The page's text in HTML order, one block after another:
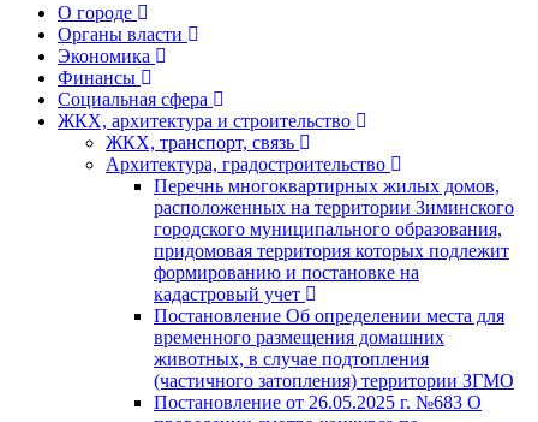
О городе
Органы власти
Экономика
Финансы
Социальная сфера
ЖКХ, архитектура и строительство
ЖКХ, транспорт, связь
Архитектура, градостроительство
Перечнь многоквартирных жилых домов,
расположенных на территории Зиминского
городского муниципального образования,
придомовая территория которых подлежит
формированию и постановке на
кадастровый учет
Постановление Об определении места для
временного размещения домашних
животных, в случае подтопления
(частичного затопления) территории ЗГМО
Постановление от 26.05.2025 г. №683 О